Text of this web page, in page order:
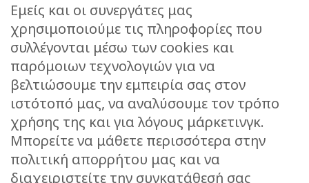
ΕΠΙΚΟΙΝΩΝΙΑ
STORIES
ΕΠΙΣΤΡΟΦΕΣ
ΤΡΟΠΟΙ ΑΠΟΣΤΟΛΗΣ
ΤΡΟΠΟΙ ΠΛΗΡΩΜΗΣ
ΠΡΟΣΤΑΣΙΑ ΔΕΔΟΜΕΝΩΝ
ΟΡΟΙ ΧΡΗΣΗΣ
Εμείς και οι συνεργάτες μας
χρησιμοποιούμε τις πληροφορίες που
συλλέγονται μέσω των cookies και
παρόμοιων τεχνολογιών για να
βελτιώσουμε την εμπειρία σας στον
ιστότοπό μας, να αναλύσουμε τον τρόπο
χρήσης της και για λόγους μάρκετινγκ.
Μπορείτε να μάθετε περισσότερα στην
πολιτική απορρήτου μας και να
διαχειριστείτε την συγκατάθεσή σας